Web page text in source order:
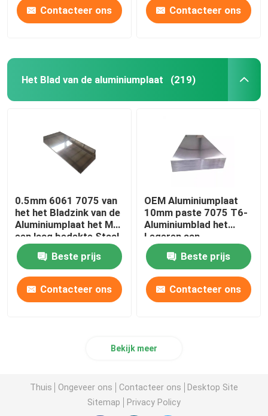
Contacteer ons Contacteer ons
Het Blad van de aluminiumplaat (219)
0.5mm 6061 7075 van
het het Bladzink van de
Aluminiumplaat het Met
een laag bedekte Staal
Legering in Rol
Beste prijs
Contacteer ons
OEM Aluminiumplaat
10mm paste 7075 T6-
Aluminiumblad het
Legeren aan
Beste prijs
Contacteer ons
Bekijk meer
Thuis Ongeveer ons Contacteer ons
Desktop Site
Sitemap
Privacy Policy